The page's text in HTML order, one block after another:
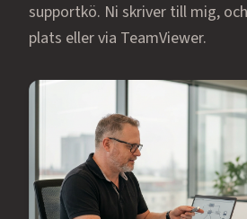
supportkö. Ni skriver till mig,
plats eller via TeamViewer.